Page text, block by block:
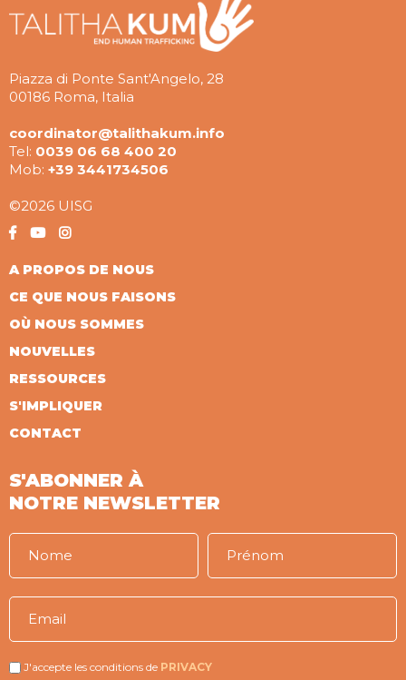
Piazza di Ponte Sant'Angelo, 28
00186 Roma, Italia
coordinator@talithakum.info
Tel: 0039 06 68 400 20
Mob: +39 3441734506
©2026 UISG
A PROPOS DE NOUS
CE QUE NOUS FAISONS
OÙ NOUS SOMMES
NOUVELLES
RESSOURCES
S'IMPLIQUER
CONTACT
S'ABONNER À
NOTRE NEWSLETTER
J'accepte les conditions de PRIVACY